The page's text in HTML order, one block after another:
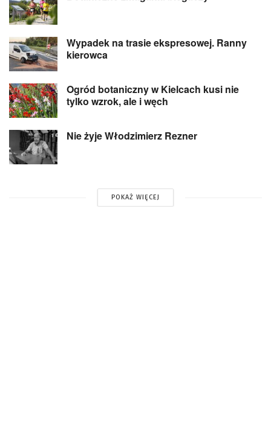
Wypadek na trasie ekspresowej. Ranny
kierowca
Ogród botaniczny w Kielcach kusi nie
tylko wzrok, ale i węch
Nie żyje Włodzimierz Rezner
POKAŻ WIĘCEJ